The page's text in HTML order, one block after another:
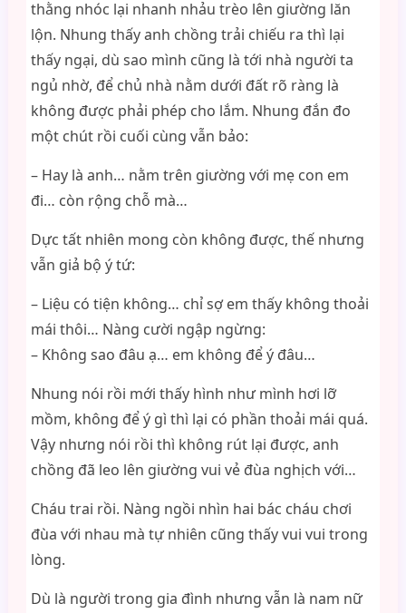
thằng nhóc lại nhanh nhảu trèo lên giường lăn
lộn. Nhung thấy anh chồng trải chiếu ra thì lại
thấy ngại, dù sao mình cũng là tới nhà người ta
ngủ nhờ, để chủ nhà nằm dưới đất rõ ràng là
không được phải phép cho lắm. Nhung đắn đo
một chút rồi cuối cùng vẫn bảo:
– Hay là anh… nằm trên giường với mẹ con em
đi… còn rộng chỗ mà…
Dực tất nhiên mong còn không được, thế nhưng
vẫn giả bộ ý tứ:
– Liệu có tiện không… chỉ sợ em thấy không thoải
mái thôi… Nàng cười ngập ngừng:
– Không sao đâu ạ… em không để ý đâu…
Nhung nói rồi mới thấy hình như mình hơi lỡ
mồm, không để ý gì thì lại có phần thoải mái quá.
Vậy nhưng nói rồi thì không rút lại được, anh
chồng đã leo lên giường vui vẻ đùa nghịch với…
Cháu trai rồi. Nàng ngồi nhìn hai bác cháu chơi
đùa với nhau mà tự nhiên cũng thấy vui vui trong
lòng.
Dù là người trong gia đình nhưng vẫn là nam nữ